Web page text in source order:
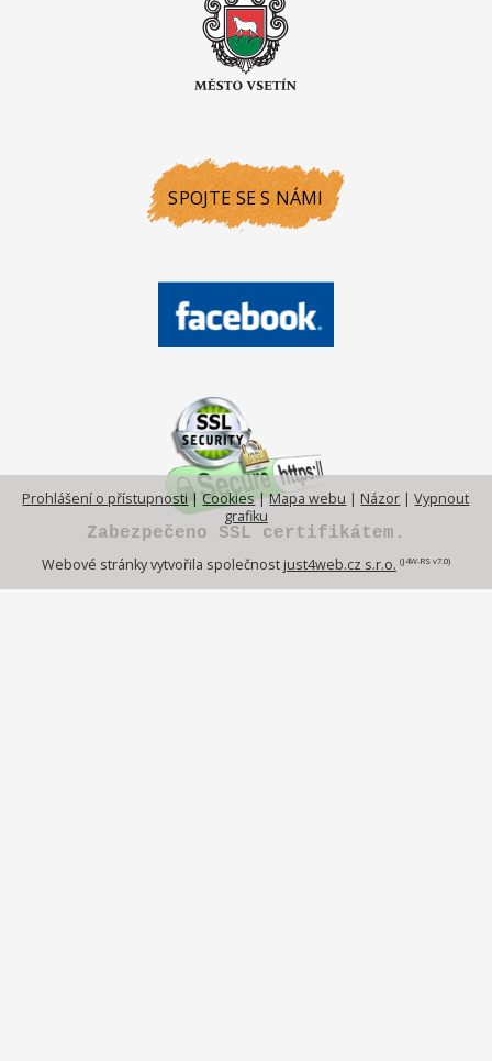
SPOJTE SE S NÁMI
Zabezpečeno SSL certifikátem.
Prohlášení o přístupnosti |Cookies|Mapa webu | Názor |Vypnout
grafiku
Webové stránky vytvořila společnost just4web.cz s.r.o. (J4W-RS v7.0)